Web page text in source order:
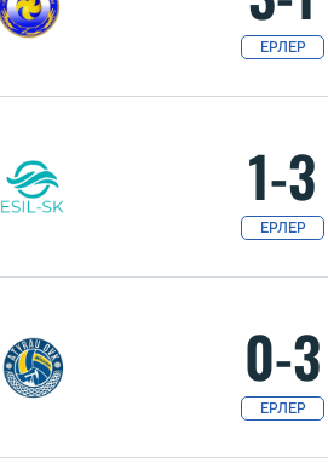
ЕРЛЕР
1-3
ЕРЛЕР
0-3
ЕРЛЕР